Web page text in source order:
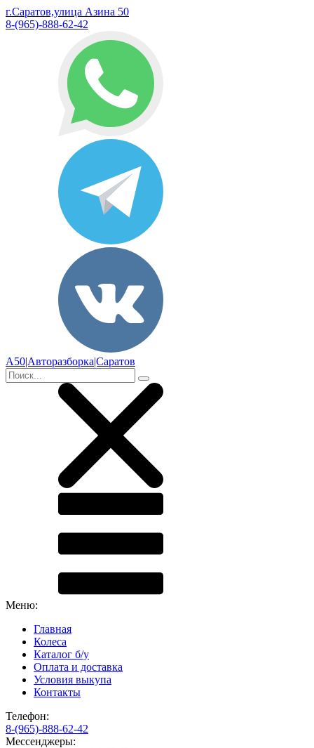
г.Саратов,улица Азина 50
8-(965)-888-62-42
А50|Авторазборка|Саратов
Меню:
Главная
Колеса
Каталог б/у
Оплата и доставка
Условия выкупа
Контакты
Телефон:
8-(965)-888-62-42
Мессенджеры: